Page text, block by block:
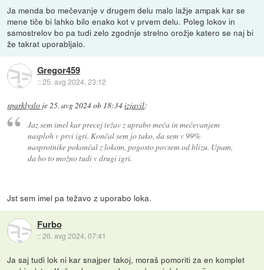
Ja menda bo mečevanje v drugem delu malo lažje ampak kar se
mene tiče bi lahko bilo enako kot v prvem delu. Poleg lokov in
samostrelov bo pa tudi zelo zgodnje strelno orožje katero se naj bi
že takrat uporabljalo.
Gregor459
::25. avg 2024, 23:12
sparklyslo je 25. avg 2024 ob 18:34izjavil:
Jaz sem imel kar precej težav z uprabo meča in mečevanjem
nasploh v prvi igri. Končal sem jo tako, da sem v 99%
nasprotnike pokončal z lokom, pogosto povsem od blizu. Upam,
da bo to možno tudi v drugi igri.
Jst sem imel pa težavo z uporabo loka.
Furbo
::26. avg 2024, 07:41
Ja saj tudi lok ni kar snajper takoj, moraš pomoriti za en komplet